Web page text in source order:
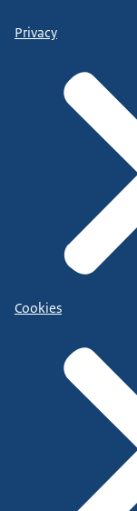
Privacy
Cookies